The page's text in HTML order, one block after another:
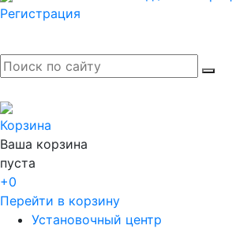
Регистрация
Корзина
Ваша корзина
пуста
+0
Перейти в корзину
Установочный центр